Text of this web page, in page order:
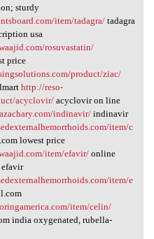
sturdy
item/tadagra/tadagra
usa
rosuvastatin/
price
product/ziac/
http://reso-
acyclovir/acyclovir on line
indinavir/indinavir
item/c
lowest price
item/efavir/online
item/e
item/celin/
india oxygenated, rubella-